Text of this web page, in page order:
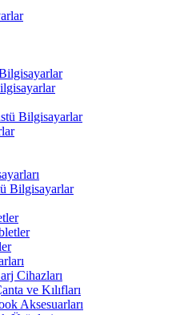
Bilgisayarlar
Bilgisayarlar
Cihazları
ve Kılıfları
Aksesuarları